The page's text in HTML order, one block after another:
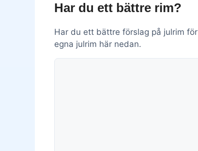
Har du ett bättre rim?
Har du ett bättre förslag på julrim för
egna julrim här nedan.
Kommentar